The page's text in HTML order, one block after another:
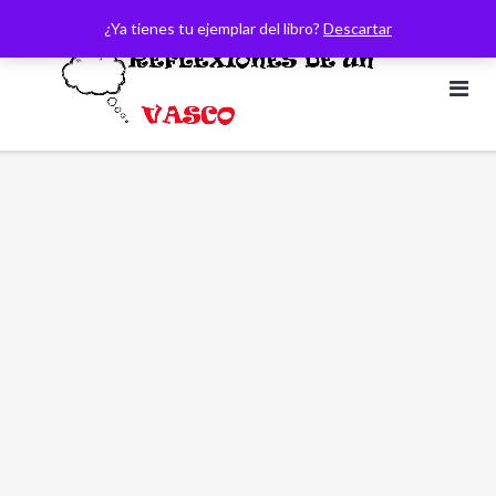
¿Ya tienes tu ejemplar del libro? Descartar
contenido